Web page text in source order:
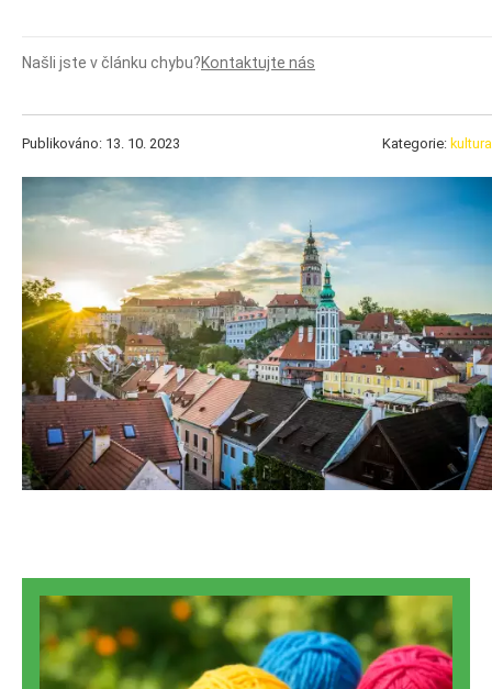
Našli jste v článku chybu?Kontaktujte nás
Publikováno: 13. 10. 2023 Kategorie: kultura